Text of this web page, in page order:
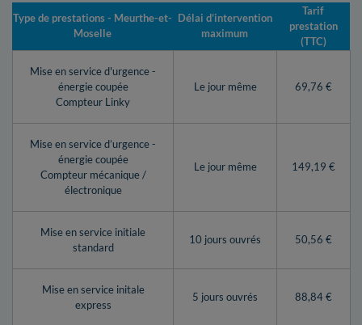
Type de prestations - Meurthe-et-
Moselle
Délai d’intervention
maximum
Tarif
prestation
(TTC)
Mise en service d'urgence -
énergie coupée
Compteur Linky
Le jour même 69,76 €
Mise en service d’urgence -
énergie coupée
Compteur mécanique /
électronique
Le jour même 149,19 €
Mise en service initiale
standard
10 jours ouvrés 50,56 €
Mise en service initale
express
5 jours ouvrés 88,84 €